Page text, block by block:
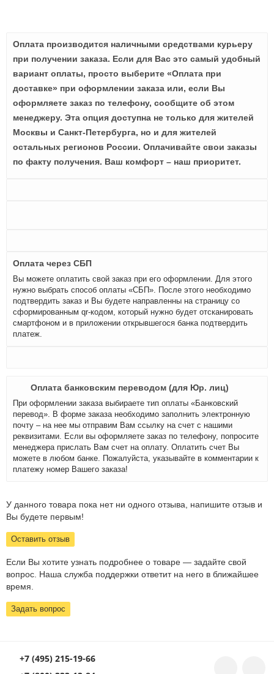
Оплата производится наличными средствами курьеру
при получении заказа. Если для Вас это самый удобный
вариант оплаты, просто выберите «Оплата при
доставке» при оформлении заказа или, если Вы
оформляете заказ по телефону, сообщите об этом
менеджеру. Эта опция доступна не только для жителей
Москвы и Санкт-Петербурга, но и для жителей
остальных регионов России. Оплачивайте свои заказы
по факту получения. Ваш комфорт – наш приоритет.
Оплата через СБП
Вы можете оплатить свой заказ при его оформлении. Для этого
нужно выбрать способ оплаты «СБП». После этого необходимо
подтвердить заказ и Вы будете направленны на страницу со
сформированным qr-кодом, который нужно будет отсканировать
смартфоном и в приложении открывшегося банка подтвердить
платеж.
Оплата банковским переводом (для Юр. лиц)
При оформлении заказа выбираете тип оплаты «Банковский
перевод». В форме заказа необходимо заполнить электронную
почту – на нее мы отправим Вам ссылку на счет с нашими
реквизитами. Если вы оформляете заказ по телефону, попросите
менеджера прислать Вам счет на оплату. Оплатить счет Вы
можете в любом банке. Пожалуйста, указывайте в комментарии к
платежу номер Вашего заказа!
У данного товара пока нет ни одного отзыва, напишите отзыв и
Вы будете первым!
Оставить отзыв
Если Вы хотите узнать подробнее о товаре — задайте свой
вопрос. Наша служба поддержки ответит на него в ближайшее
время.
Задать вопрос
+7 (495) 215-19-66